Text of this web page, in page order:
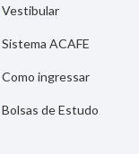
Vestibular
Sistema ACAFE
Como ingressar
Bolsas de Estudo